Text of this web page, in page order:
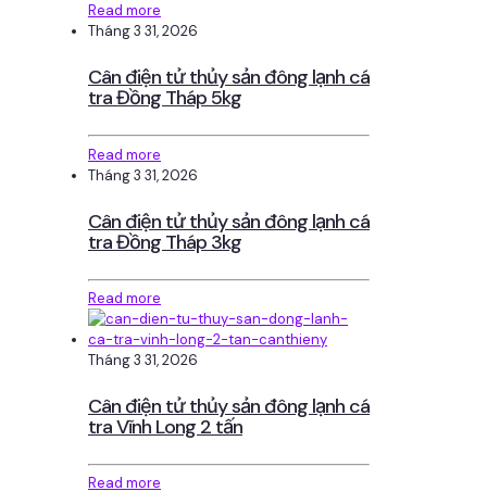
Read more
Tháng 3 31, 2026
Cân điện tử thủy sản đông lạnh cá
tra Đồng Tháp 5kg
Read more
Tháng 3 31, 2026
Cân điện tử thủy sản đông lạnh cá
tra Đồng Tháp 3kg
Read more
Tháng 3 31, 2026
Cân điện tử thủy sản đông lạnh cá
tra Vĩnh Long 2 tấn
Read more